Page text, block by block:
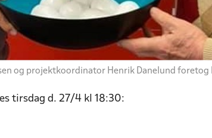
og projektkoordinator Henrik Danelund
tirsdag d. 27/4 kl 18:30: